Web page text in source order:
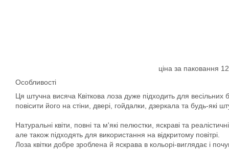
ціна за паковання
Особливості
Ця штучна висяча Квіткова лоза дуже підходить для
повісити його на стіни, двері, гойдалки, дзеркала та будь-які
Натуральні квіти, повні та м'які пелюстки, яскраві та
але також підходять для використання на відкритому повітрі.
Лоза квітки добре зроблена й яскрава в кольорі-виглядає і